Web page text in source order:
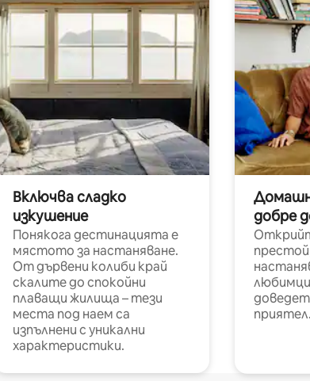
Включва сладко
изкушение
Понякога дестинацията е
мястото за настаняване.
От дървени колиби край
скалите до спокойни
плаващи жилища – тези
места под наем са
изпълнени с уникални
характеристики.
добре
приятел.